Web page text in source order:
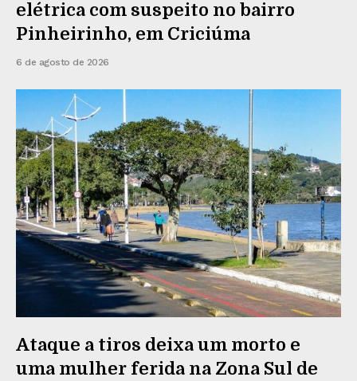
elétrica com suspeito no bairro
Pinheirinho, em Criciúma
6 de agosto de 2026
Ataque a tiros deixa um morto e
uma mulher ferida na Zona Sul de